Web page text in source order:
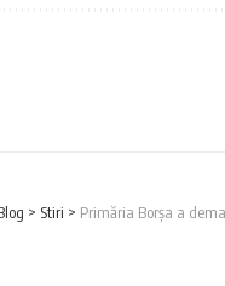
> Stiri > Primăria Borșa a